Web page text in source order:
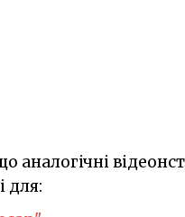
аналогічні
для: